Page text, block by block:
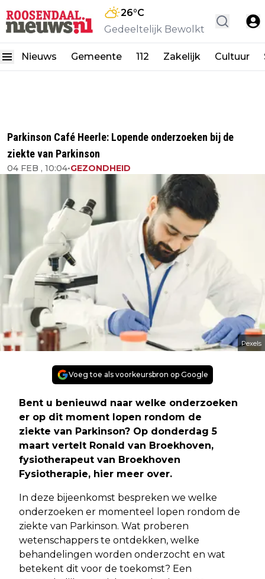
26°C
Gedeeltelijk Bewolkt
Nieuws Gemeente 112 Zakelijk Cultuur
Parkinson Café Heerle: Lopende onderzoeken bij de
ziekte van Parkinson
04 FEB , 10:04•GEZONDHEID
Pexels
Voeg toe als voorkeursbron op Google
Bent u benieuwd naar welke onderzoeken
er op dit moment lopen rondom de
ziekte van Parkinson? Op donderdag 5
maart vertelt Ronald van Broekhoven,
fysiotherapeut van Broekhoven
Fysiotherapie, hier meer over.
In deze bijeenkomst bespreken we welke
onderzoeken er momenteel lopen rondom de
ziekte van Parkinson. Wat proberen
wetenschappers te ontdekken, welke
behandelingen worden onderzocht en wat
betekent dit voor de toekomst? Een